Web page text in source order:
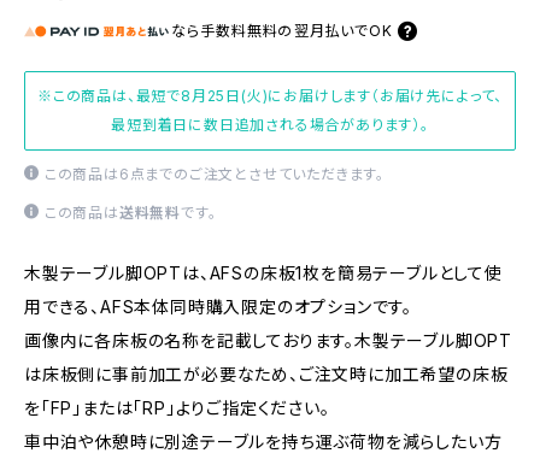
なら 手数料無料の 翌月払いでOK
※この商品は、最短で8月25日(火)にお届けします（お届け先によって、
最短到着日に数日追加される場合があります）。
この商品は6点までのご注文とさせていただきます。
この商品は送料無料です。
木製テーブル脚OPTは、AFSの床板1枚を簡易テーブルとして使
用できる、AFS本体同時購入限定のオプションです。
画像内に各床板の名称を記載しております。木製テーブル脚OPT
は床板側に事前加工が必要なため、ご注文時に加工希望の床板
を「FP」または「RP」よりご指定ください。
車中泊や休憩時に別途テーブルを持ち運ぶ荷物を減らしたい方